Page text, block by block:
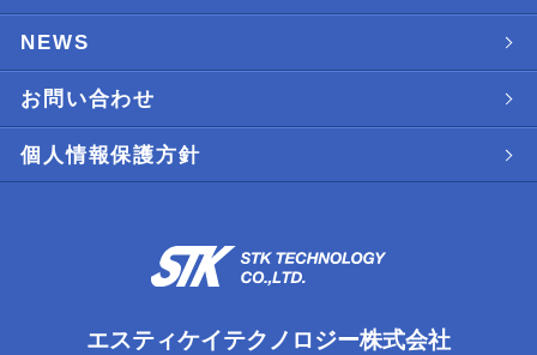
NEWS
お問い合わせ
個人情報保護方針
エスティケイテクノロジー株式会社